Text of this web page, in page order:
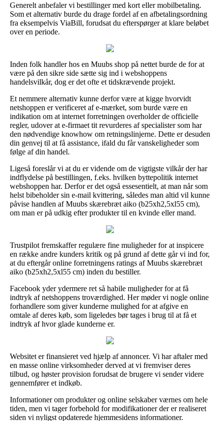
Generelt anbefaler vi bestillinger med kort eller mobilbetaling.
Som et alternativ burde du drage fordel af en afbetalingsordning
fra eksempelvis ViaBill, forudsat du efterspørger at klare beløbet
over en periode.
Inden folk handler hos en Muubs shop på nettet burde de for at
være på den sikre side sætte sig ind i webshoppens
handelsvilkår, dog er det ofte et tidskrævende projekt.
Et nemmere alternativ kunne derfor være at kigge hvorvidt
netshoppen er verificeret af e-mærket, som burde være en
indikation om at internet forretningen overholder de officielle
regler, udover at e-firmaet tit revurderes af specialister som har
den nødvendige knowhow om retningslinjerne. Dette er desuden
din genvej til at få assistance, ifald du får vanskeligheder som
følge af din handel.
Ligeså foreslår vi at du er vidende om de vigtigste vilkår der har
indflydelse på bestillingen, f.eks. hvilken byttepolitik internet
webshoppen har. Derfor er det også essesentielt, at man når som
helst bibeholder sin e-mail kvittering, således man altid vil kunne
påvise handlen af Muubs skærebræt aiko (b25xh2,5xl55 cm),
om man er på udkig efter produkter til en kvinde eller mand.
Trustpilot fremskaffer regulære fine muligheder for at inspicere
en række andre kunders kritik og på grund af dette går vi ind for,
at du eftergår online forretningens ratings af Muubs skærebræt
aiko (b25xh2,5xl55 cm) inden du bestiller.
Facebook yder ydermere ret så habile muligheder for at få
indtryk af netshoppens troværdighed. Her møder vi nogle online
forhandlere som giver kunderne mulighed for at afgive en
omtale af deres køb, som ligeledes bør tages i brug til at få et
indtryk af hvor glade kunderne er.
Websitet er finansieret ved hjælp af annoncer. Vi har aftaler med
en masse online virksomheder derved at vi fremviser deres
tilbud, og høster provision forudsat de brugere vi sender videre
gennemfører et indkøb.
Informationer om produkter og online selskaber værnes om hele
tiden, men vi tager forbehold for modifikationer der er realiseret
siden vi nyligst opdaterede hjemmesidens informationer.